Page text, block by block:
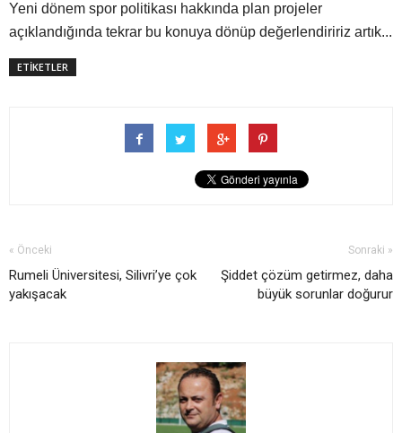
Yeni dönem spor politikası hakkında plan projeler
açıklandığında tekrar bu konuya dönüp değerlendiririz artık...
ETİKETLER
« Önceki
Rumeli Üniversitesi, Silivri’ye çok
yakışacak
Sonraki »
Şiddet çözüm getirmez, daha
büyük sorunlar doğurur